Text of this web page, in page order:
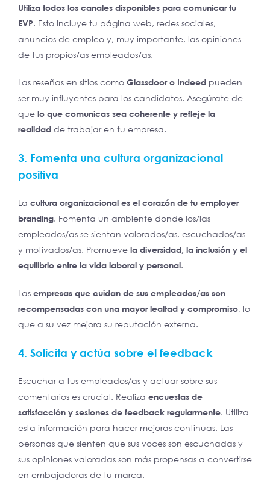
Utiliza todos los canales disponibles para comunicar tu
EVP. Esto incluye tu página web, redes sociales,
anuncios de empleo y, muy importante, las opiniones
de tus propios/as empleados/as.
Las reseñas en sitios como Glassdoor o Indeed pueden
ser muy influyentes para los candidatos. Asegúrate de
que lo que comunicas sea coherente y refleje la
realidad de trabajar en tu empresa.
3. Fomenta una cultura organizacional
positiva
La cultura organizacional es el corazón de tu employer
branding. Fomenta un ambiente donde los/las
empleados/as se sientan valorados/as, escuchados/as
y motivados/as. Promueve la diversidad, la inclusión y el
equilibrio entre la vida laboral y personal.
Las empresas que cuidan de sus empleados/as son
recompensadas con una mayor lealtad y compromiso, lo
que a su vez mejora su reputación externa.
4. Solicita y actúa sobre el feedback
Escuchar a tus empleados/as y actuar sobre sus
comentarios es crucial. Realiza encuestas de
satisfacción y sesiones de feedback regularmente. Utiliza
esta información para hacer mejoras continuas. Las
personas que sienten que sus voces son escuchadas y
sus opiniones valoradas son más propensas a convertirse
en embajadoras de tu marca.